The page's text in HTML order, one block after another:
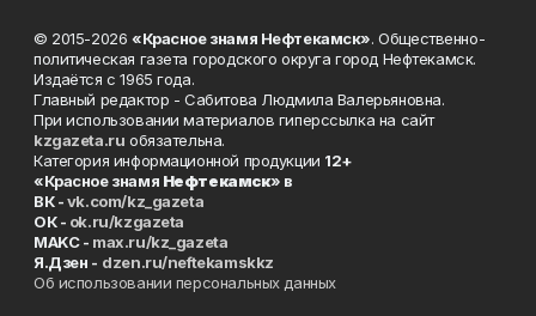
© 2015-2026 «Красное знамя Нефтекамск». Общественно-
политическая газета городского округа город Нефтекамск.
Издаётся с 1965 года.
Главный редактор - Сабитова Людмила Валерьяновна.
При использовании материалов гиперссылка на сайт
kzgazeta.ru обязательна.
Категория информационной продукции 12+
«Красное знамя Нефтекамск» в
ВК -vk.com/kz_gazeta
ОК - ok.ru/kzgazeta
MAKC - max.ru/kz_gazeta
Я.Дзен - dzen.ru/neftekamskkz
Об использовании персональных данных